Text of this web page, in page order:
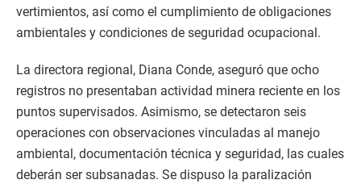
vertimientos, así como el cumplimiento de obligaciones
ambientales y condiciones de seguridad ocupacional.
La directora regional, Diana Conde, aseguró que ocho
registros no presentaban actividad minera reciente en los
puntos supervisados. Asimismo, se detectaron seis
operaciones con observaciones vinculadas al manejo
ambiental, documentación técnica y seguridad, las cuales
deberán ser subsanadas. Se dispuso la paralización